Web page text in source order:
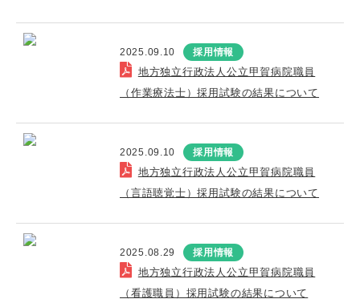
2025.09.10 採用情報
地方独立行政法人公立甲賀病院職員
（作業療法士）採用試験の結果について
2025.09.10 採用情報
地方独立行政法人公立甲賀病院職員
（言語聴覚士）採用試験の結果について
2025.08.29 採用情報
地方独立行政法人公立甲賀病院職員
（看護職員）採用試験の結果について